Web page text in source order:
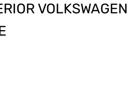
VOLKSWAGEN